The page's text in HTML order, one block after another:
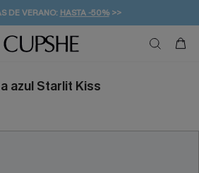
DE VERANO:-10% EN 2 VESTIDOS
& GANAR -10% EXTRA!
A PARTIR DE 49 € >>
azul Starlit Kiss